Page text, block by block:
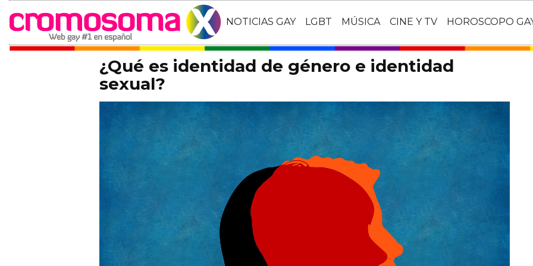
NOTICIAS GAY LGBT MÚSICA CINE Y TV HOROSCOPO
¿Qué es identidad de género e identidad
sexual?